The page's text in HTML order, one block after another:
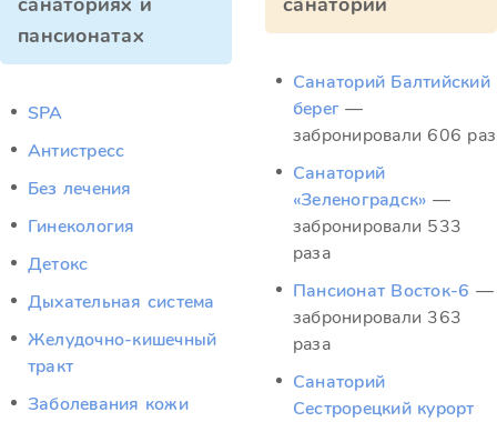
пансионатах
SPA
Антистресс
Без лечения
Гинекология
Детокс
Дыхательная система
Желудочно-кишечный
тракт
Заболевания кожи
Санаторий Балтийский
берег —
забронировали 606 раз
Санаторий
«Зеленоградск» —
забронировали 533
раза
Пансионат Восток-6 —
забронировали 363
раза
Санаторий
Сестрорецкий курорт